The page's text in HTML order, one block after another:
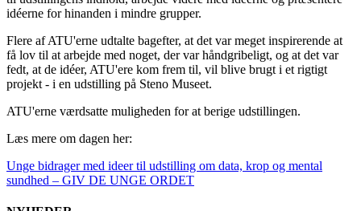
idéerne for hinanden i mindre grupper.
Flere af ATU'erne udtalte bagefter, at det var meget inspirerende at
få lov til at arbejde med noget, der var håndgribeligt, og at det var
fedt, at de idéer, ATU'ere kom frem til, vil blive brugt i et rigtigt
projekt - i en udstilling på Steno Museet.
ATU'erne værdsatte muligheden for at berige udstillingen.
Læs mere om dagen her:
Unge bidrager med ideer til udstilling om data, krop og mental
sundhed – GIV DE UNGE ORDET